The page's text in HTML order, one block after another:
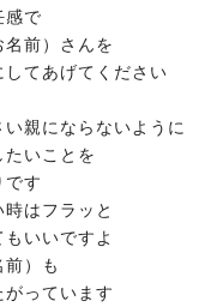
感で
名前）さんを
てあげてください
親にならないように
たいことを
です
はフラッと
いいですよ
前）も
っています